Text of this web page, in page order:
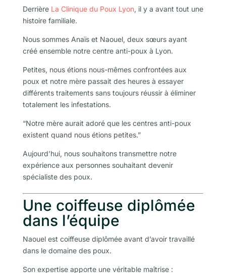
Derrière La Clinique du Poux Lyon, il y a avant tout une
histoire familiale.
Nous sommes Anaïs et Naouel, deux sœurs ayant
créé ensemble notre centre anti-poux à Lyon.
Petites, nous étions nous-mêmes confrontées aux
poux et notre mère passait des heures à essayer
différents traitements sans toujours réussir à éliminer
totalement les infestations.
“Notre mère aurait adoré que les centres anti-poux
existent quand nous étions petites.”
Aujourd’hui, nous souhaitons transmettre notre
expérience aux personnes souhaitant devenir
spécialiste des poux.
Une coiffeuse diplômée
dans l’équipe
Naouel est coiffeuse diplômée avant d’avoir travaillé
dans le domaine des poux.
Son expertise apporte une véritable maîtrise :